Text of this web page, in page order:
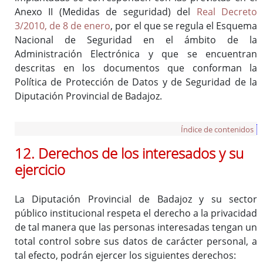
Anexo II (Medidas de seguridad) del Real Decreto
3/2010, de 8 de enero, por el que se regula el Esquema
Nacional de Seguridad en el ámbito de la
Administración Electrónica y que se encuentran
descritas en los documentos que conforman la
Política de Protección de Datos y de Seguridad de la
Diputación Provincial de Badajoz.
Índice de contenidos
12. Derechos de los interesados y su
ejercicio
La Diputación Provincial de Badajoz y su sector
público institucional respeta el derecho a la privacidad
de tal manera que las personas interesadas tengan un
total control sobre sus datos de carácter personal, a
tal efecto, podrán ejercer los siguientes derechos: